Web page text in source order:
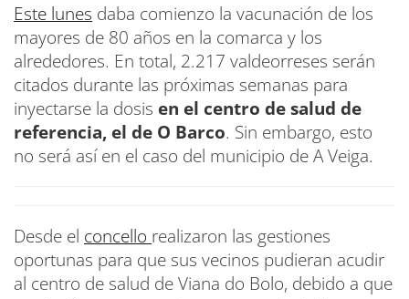
Este lunes daba comienzo la vacunación de los
mayores de 80 años en la comarca y los
alrededores. En total, 2.217 valdeorreses serán
citados durante las próximas semanas para
inyectarse la dosis en el centro de salud de
referencia, el de O Barco. Sin embargo, esto
no será así en el caso del municipio de A Veiga.
Desde el concello realizaron las gestiones
oportunas para que sus vecinos pudieran acudir
al centro de salud de Viana do Bolo, debido a que